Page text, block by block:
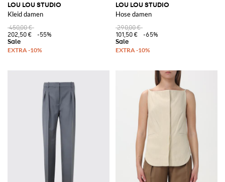
LOU LOU STUDIO
Kleid damen
450,00 €
202,50 €
-55%
LOU LOU STUDIO
Hose damen
290,00 €
101,50 €
-65%